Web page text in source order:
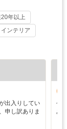
年以上
インテリア
出入りしてい
申し訳ありま
今
あ